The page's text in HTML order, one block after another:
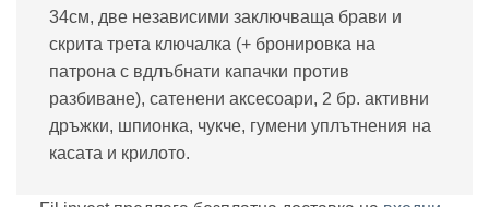
34см, две независими заключваща брави и
скрита трета ключалка (+ бронировка на
патрона с вдлъбнати капачки против
разбиване), сатенени аксесоари, 2 бр. активни
дръжки, шпионка, чукче, гумени уплътнения на
касата и крилото.